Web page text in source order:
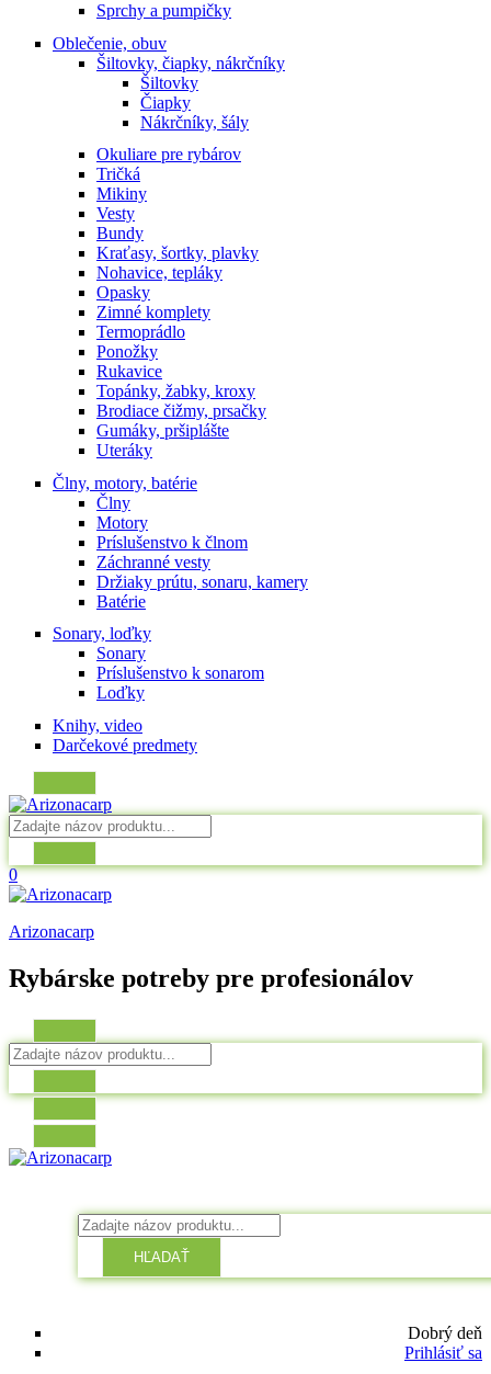
Sprchy a pumpičky
Oblečenie, obuv
Šiltovky, čiapky, nákrčníky
Šiltovky
Čiapky
Nákrčníky, šály
Okuliare pre rybárov
Tričká
Mikiny
Vesty
Bundy
Kraťasy, šortky, plavky
Nohavice, tepláky
Opasky
Zimné komplety
Termoprádlo
Ponožky
Rukavice
Topánky, žabky, kroxy
Brodiace čižmy, prsačky
Gumáky, pršiplášte
Uteráky
Člny, motory, batérie
Člny
Motory
Príslušenstvo k člnom
Záchranné vesty
Držiaky prútu, sonaru, kamery
Batérie
Sonary, loďky
Sonary
Príslušenstvo k sonarom
Loďky
Knihy, video
Darčekové predmety
0
Arizonacarp
Rybárske potreby pre profesionálov
HĽADAŤ
Dobrý deň
Prihlásiť sa